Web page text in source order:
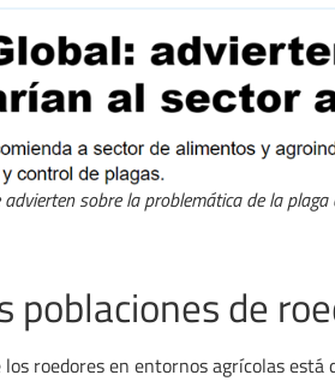
sobre la problemática de la plaga
poblaciones de
roedores en entornos agrícolas